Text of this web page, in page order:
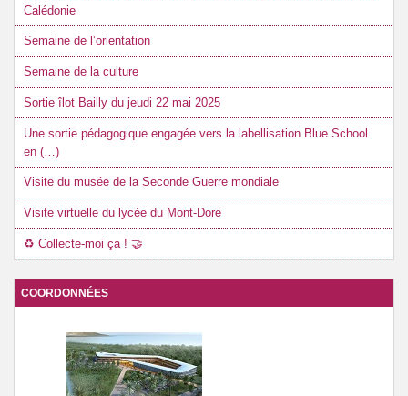
Calédonie
Semaine de l’orientation
Semaine de la culture
Sortie îlot Bailly du jeudi 22 mai 2025
Une sortie pédagogique engagée vers la labellisation Blue School
en (…)
Visite du musée de la Seconde Guerre mondiale
Visite virtuelle du lycée du Mont-Dore
♻️ Collecte-moi ça ! 🤝
COORDONNÉES